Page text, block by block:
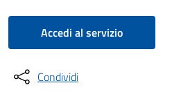
Accedi al servizio
Condividi